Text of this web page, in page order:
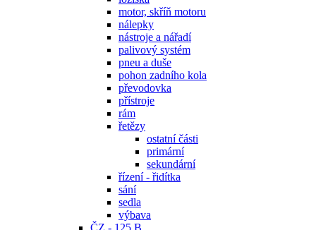
motor, skříň motoru
nálepky
nástroje a nářadí
palivový systém
pneu a duše
pohon zadního kola
převodovka
přístroje
rám
řetězy
ostatní části
primární
sekundární
řízení - řidítka
sání
sedla
výbava
ČZ - 125 B